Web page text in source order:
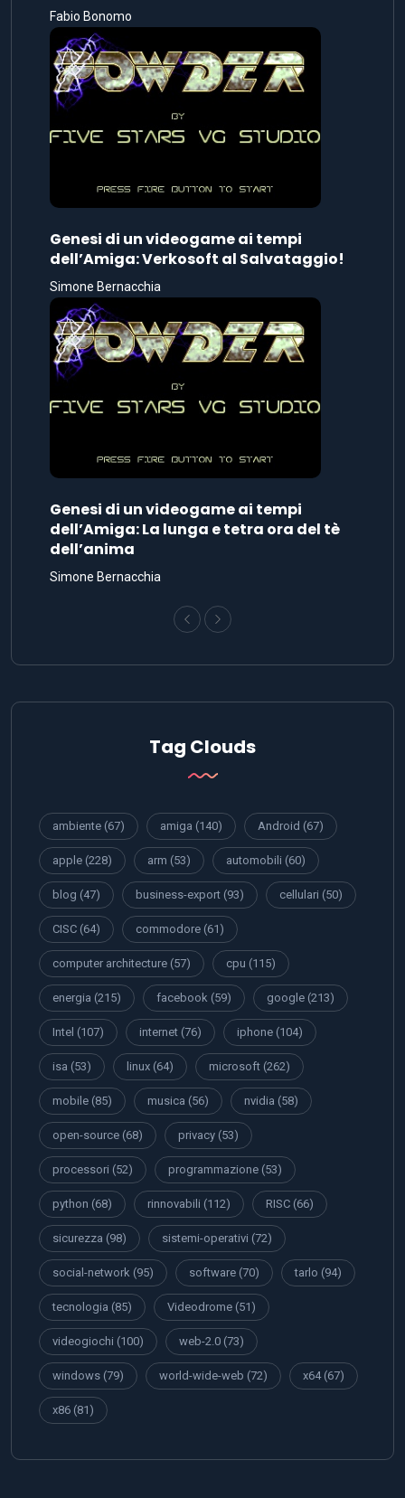
Fabio Bonomo
Genesi di un videogame ai tempi
dell’Amiga: Verkosoft al Salvataggio!
Simone Bernacchia
Genesi di un videogame ai tempi
dell’Amiga: La lunga e tetra ora del tè
dell’anima
Simone Bernacchia
Tag Clouds
ambiente (67) amiga (140) Android (67)
apple (228) arm (53) automobili (60)
blog (47) business-export (93) cellulari (50)
CISC (64) commodore (61)
computer architecture (57) cpu (115)
energia (215) facebook (59) google (213)
Intel (107) internet (76) iphone (104)
isa (53) linux (64) microsoft (262)
mobile (85) musica (56) nvidia (58)
open-source (68) privacy (53)
processori (52) programmazione (53)
python (68) rinnovabili (112) RISC (66)
sicurezza (98) sistemi-operativi (72)
social-network (95) software (70) tarlo (94)
tecnologia (85) Videodrome (51)
videogiochi (100) web-2.0 (73)
windows (79) world-wide-web (72) x64(67)
x86 (81)